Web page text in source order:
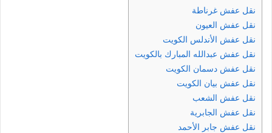
نقل عفش غرناطة
نقل عفش العيون
نقل عفش الأندلس الكويت
نقل عفش عبدالله المبارك بالكويت
نقل عفش دسمان الكويت
نقل عفش بيان الكويت
نقل عفش الشعب
نقل عفش الجابرية
نقل عفش جابر الأحمد